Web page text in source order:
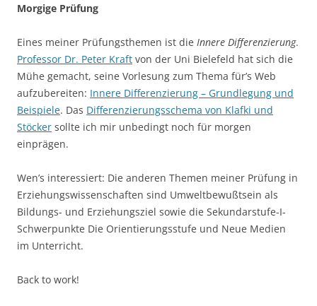
Morgige Prüfung
Eines meiner Prüfungsthemen ist die Innere Differenzierung.
Professor Dr. Peter Kraft von der Uni Bielefeld hat sich die
Mühe gemacht, seine Vorlesung zum Thema für’s Web
aufzubereiten: Innere Differenzierung – Grundlegung und
Beispiele. Das Differenzierungsschema von Klafki und
Stöcker sollte ich mir unbedingt noch für morgen
einprägen.
Wen’s interessiert: Die anderen Themen meiner Prüfung in
Erziehungswissenschaften sind Umweltbewußtsein als
Bildungs- und Erziehungsziel sowie die Sekundarstufe-I-
Schwerpunkte Die Orientierungsstufe und Neue Medien
im Unterricht.
Back to work!